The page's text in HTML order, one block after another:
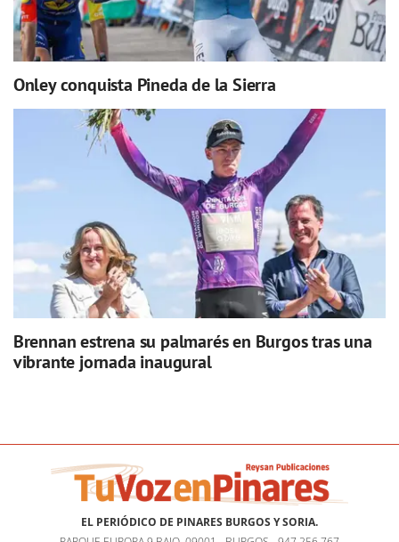
Onley conquista Pineda de la Sierra
Brennan estrena su palmarés en Burgos tras una
vibrante jornada inaugural
EL PERIÓDICO DE PINARES BURGOS Y SORIA.